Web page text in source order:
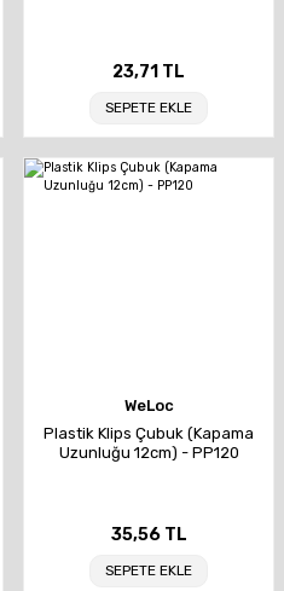
23,71 TL
SEPETE EKLE
WeLoc
Plastik Klips Çubuk (Kapama
Uzunluğu 12cm) - PP120
35,56 TL
SEPETE EKLE